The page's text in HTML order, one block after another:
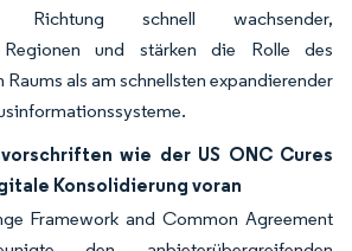
Richtung schnell wachsender,
Regionen und stärken die Rolle des
als am schnellsten expandierender
wie der US ONC Cures
Konsolidierung voran
Framework and Common Agreement